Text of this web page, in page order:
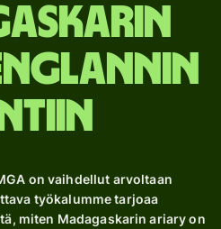
on vaihdellut arvoltaan
työkalumme tarjoaa
miten Madagaskarin ariary on